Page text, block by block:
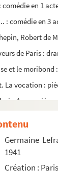
en 1
: comédie en 3
Robert de
de Paris :
et le moribond
La vocation :
Anne : pièce
: pièce en 2
du bonheur :
: comédie
Germaine
1941
Création :